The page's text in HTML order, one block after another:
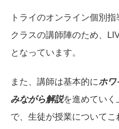
トライのオンライン個別
クラスの講師陣のため、
となっています。
また、講師は基本的にホワ
みながら解説を進めていく
で、生徒が授業についてこ